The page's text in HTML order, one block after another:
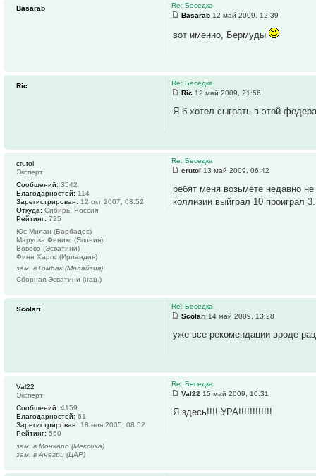
Re: Беседка
Basarab 12 май 2009, 12:39
вот именно, Бермуды
Basarab
Re: Беседка
Ric 12 май 2009, 21:56
Я б хотел сыграть в этой
Ric
Re: Беседка
crutoi 13 май 2009, 06:42
ребят меня возьмете недавно
коллизии выйграл 10 проиграл
crutoi
Эксперт
Сообщений: 3542
Благодарностей: 114
Зарегистрирован: 12 окт 2007, 03:52
Откуда: Сибирь, Россия
Рейтинг: 725
Юс Милан (Барбадос)
Маруока Феникс (Япония)
Вовово (Эсватини)
Финн Харпс (Ирландия)
зам. в Гомбак (Малайзия)
Сборная Эсватини (нац.)
Re: Беседка
Scolari 14 май 2009, 13:28
уже все рекомендации вроде
Scolari
Re: Беседка
Val22 15 май 2009, 10:31
Я здесь!!!! УРА!!!!!!!!!!!!
Val22
Эксперт
Сообщений: 4159
Благодарностей: 61
Зарегистрирован: 18 ноя 2005, 08:52
Рейтинг: 560
зам. в Монкаро (Мексика)
зам. в Анегри (ЦАР)